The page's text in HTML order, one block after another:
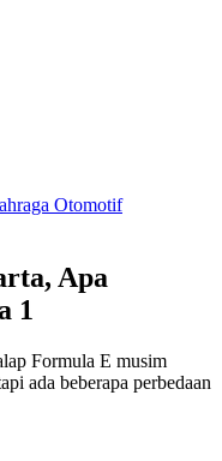
Otomotif
Apa
1
Formula E musim
ada beberapa perbedaan